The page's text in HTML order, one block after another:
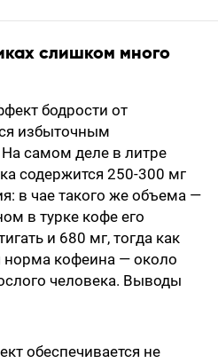
слишком много
бодрости от
избыточным
самом деле в литре
содержится 250-300 мг
в чае такого же объема —
в турке кофе его
и 680 мг, тогда как
норма кофеина — около
человека. Выводы
обеспечивается не